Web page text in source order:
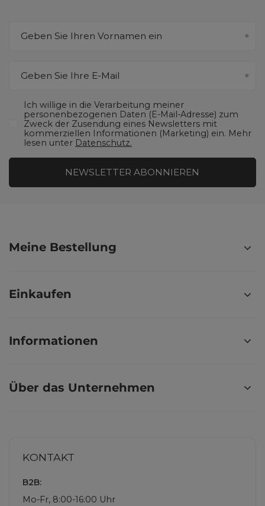
Geben Sie Ihren Vornamen ein
Geben Sie Ihre E-Mail
Ich willige in die Verarbeitung meiner
personenbezogenen Daten (E-Mail-Adresse) zum
Zweck der Zusendung eines Newsletters mit
kommerziellen Informationen (Marketing) ein. Mehr
lesen unter Datenschutz.
NEWSLETTER ABONNIEREN
Meine Bestellung
Einkaufen
Informationen
Über das Unternehmen
KONTAKT
B2B:
Mo-Fr, 8:00-16:00 Uhr